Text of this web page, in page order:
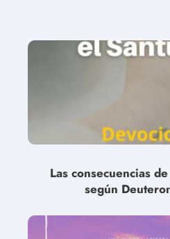
Las consecuencias
según